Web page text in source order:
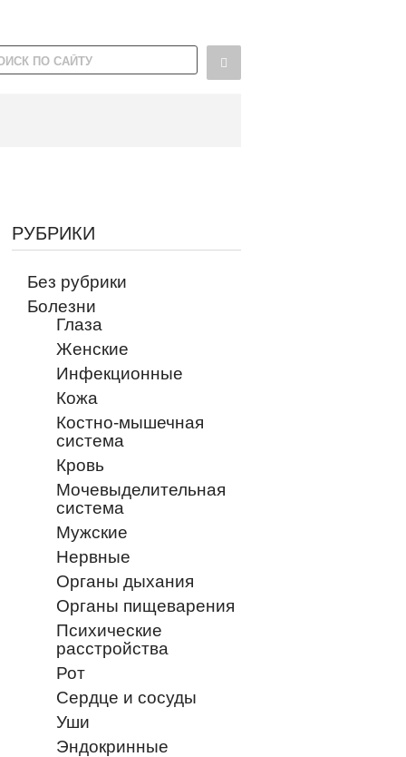
РУБРИКИ
Без рубрики
Болезни
Глаза
Женские
Инфекционные
Кожа
Костно-мышечная
система
Кровь
Мочевыделительная
система
Мужские
Нервные
Органы дыхания
Органы пищеварения
Психические
расстройства
Рот
Сердце и сосуды
Уши
Эндокринные